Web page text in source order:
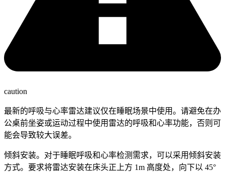
caution
最新的呼吸与心率雷达建议仅在睡眠场景中使用。请避免在办
公桌前坐姿或运动过程中使用雷达的呼吸和心率功能，否则可
能会导致较大误差。
倾斜安装。对于睡眠呼吸和心率检测需求，可以采用倾斜安装
方式。要求将雷达安装在床头正上方 1m 高度处，向下以 45°